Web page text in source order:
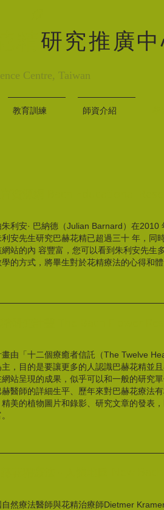
研究推廣
Centre, Taiwan
教育訓練 師資介紹
利安· 巴納德（Julian Barnard）在
安先生研究巴赫花精已超過三十 年，同
站的內 容豐富，您可以看到朱利安先生
的方式，將畢生對於花精療法的心得和
畫由「十二個療癒者信託（The Twelve
，目的是要讓更多的人認識巴赫花精並
站呈現的成果，似乎可以和一般的研究
醫師的詳細生平、歷年來對巴赫花療法
美的植物圖片和錄影、研究文章的發表
然療法醫師與花精治療師Dietmer